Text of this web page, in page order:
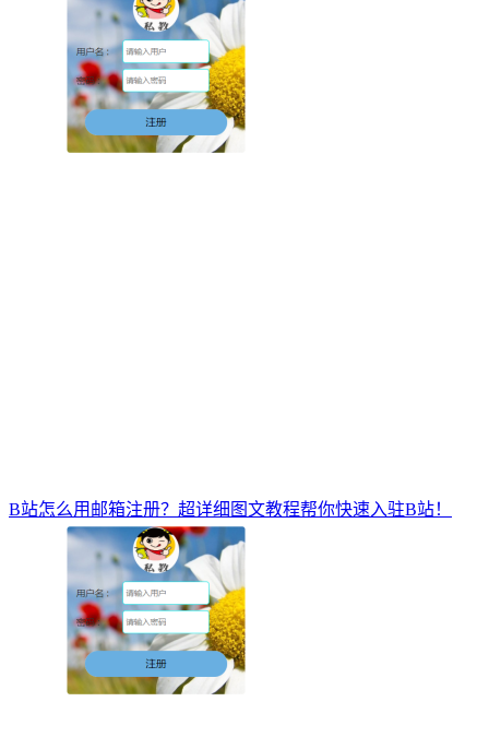
B站怎么用邮箱注册？超详细图文教程帮你快速入驻B站！